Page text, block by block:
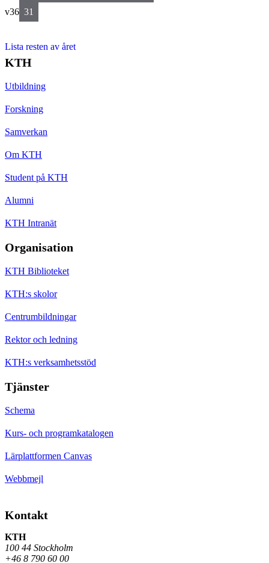
v36 31
Lista resten av året
KTH
Utbildning
Forskning
Samverkan
Om KTH
Student på KTH
Alumni
KTH Intranät
Organisation
KTH Biblioteket
KTH:s skolor
Centrumbildningar
Rektor och ledning
KTH:s verksamhetsstöd
Tjänster
Schema
Kurs- och programkatalogen
Lärplattformen Canvas
Webbmejl
Kontakt
KTH
100 44 Stockholm
+46 8 790 60 00